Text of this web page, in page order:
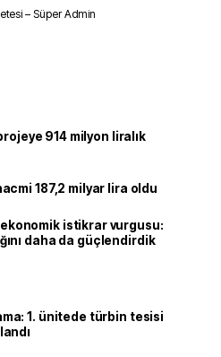
– Süper Admin
914 milyon liralık
187,2 milyar lira oldu
istikrar vurgusu:
daha da güçlendirdik
1. ünitede türbin tesisi